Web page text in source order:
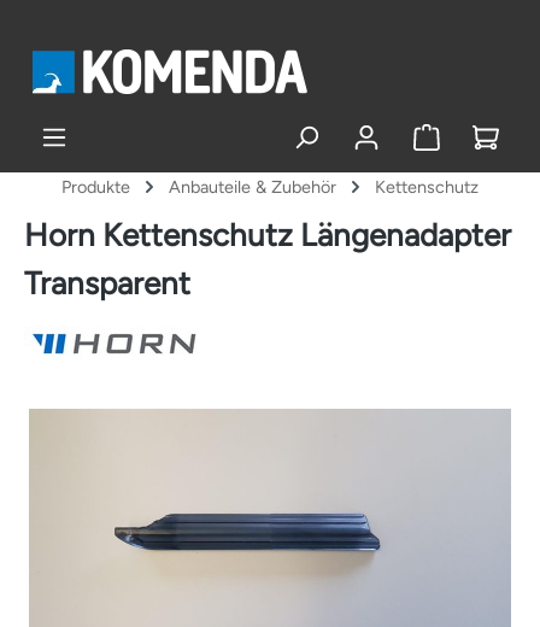
Produkte Anbauteile & Zubehör Kettenschutz
Horn Kettenschutz Längenadapter
Transparent